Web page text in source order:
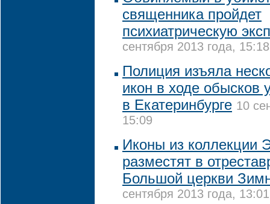
священника пройдет
психиатрическую
сентября 2013 года, 15:18
Полиция изъяла
икон в ходе обысков
в Екатеринбурге 10
15:09
Иконы из коллекции
разместят в
Большой церкви
сентября 2013 года, 13:01